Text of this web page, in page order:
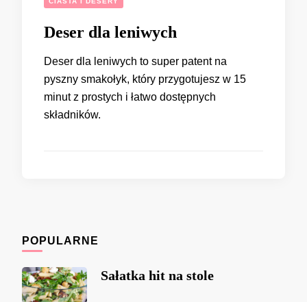
Deser dla leniwych
Deser dla leniwych to super patent na
pyszny smakołyk, który przygotujesz w 15
minut z prostych i łatwo dostępnych
składników.
POPULARNE
Sałatka hit na stole